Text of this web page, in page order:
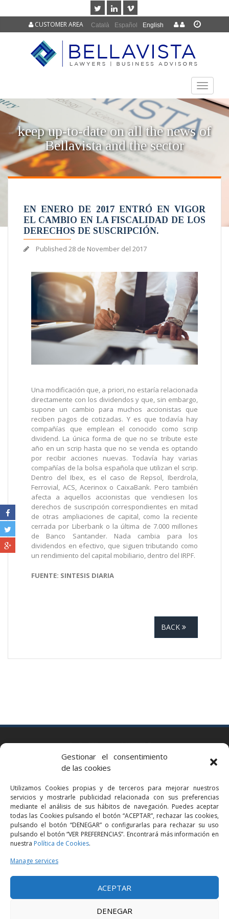
Gestionar el consentimiento
de las cookies
Utilizamos Cookies propias y de terceros para mejorar nuestros
servicios y mostrarle publicidad relacionada con sus preferencias
mediante el análisis de sus hábitos de navegación. Puedes aceptar
todas las Cookies pulsando el botón “ACEPTAR”, rechazar las cookies,
pulsando el botón “DENEGAR” o configurarlas para rechazar su uso
pulsando el botón “VER PREFERENCIAS”. Encontrará más información en
nuestra Política de Cookies.
Manage services
ACEPTAR
DENEGAR
Català Español English
CUSTOMER AREA
TOGGLE
keep up-to-date on all the news of
Bellavista and the sector
EN ENERO DE 2017 ENTRÓ EN VIGOR
EL CAMBIO EN LA FISCALIDAD DE LOS
DERECHOS DE SUSCRIPCIÓN.
Published 28 de November del 2017
Una modificación que, a priori, no estaría relacionada
directamente con los dividendos y que, sin embargo,
supone un cambio para muchos accionistas que
reciben pagos de cotizadas. Y es que todavía hay
compañías que emplean el conocido como scrip
dividend. La única forma de que no se tribute este
año en un scrip hasta que no se venda es optando
por recibir acciones nuevas. Todavía hay varias
compañías de la bolsa española que utilizan el scrip.
Dentro del Ibex, es el caso de Repsol, Iberdrola,
Ferrovial, ACS, Acerinox o CaixaBank. Pero también
afecta a aquellos accionistas que vendiesen los
derechos de suscripción correspondientes en mitad
de otras ampliaciones de capital, como la reciente
cerrada por Liberbank o la última de 7.000 millones
de Banco Santander. Nada cambia para los
dividendos en efectivo, que siguen tributando como
un rendimiento del capital mobiliario, dentro del IRPF.
FUENTE: SINTESIS DIARIA
BACK
Via Augusta 2 bis, 3º, 08006 Barcelona
bcn@bellavistalegal.eu
GRANOLLERS
C/ Sant Jaume, 16 1r, 08401 Granollers (Bcn)
+34 93 860 39 60
grn@bellavistalegal.eu
MADRID
C/ Serrano 114, 2º izq. 28006 Madrid.
+34 91 431 98 21 | +34 91 431 98 95
mad@bellavistalegal.eu